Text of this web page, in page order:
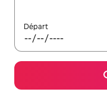
Départ